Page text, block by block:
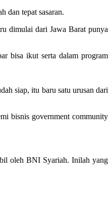
dan tepat sasaran.
dimulai dari Jawa Barat punya
bisa ikut serta dalam program
siap, itu baru satu urusan dari
bisnis government community
oleh BNI Syariah. Inilah yang